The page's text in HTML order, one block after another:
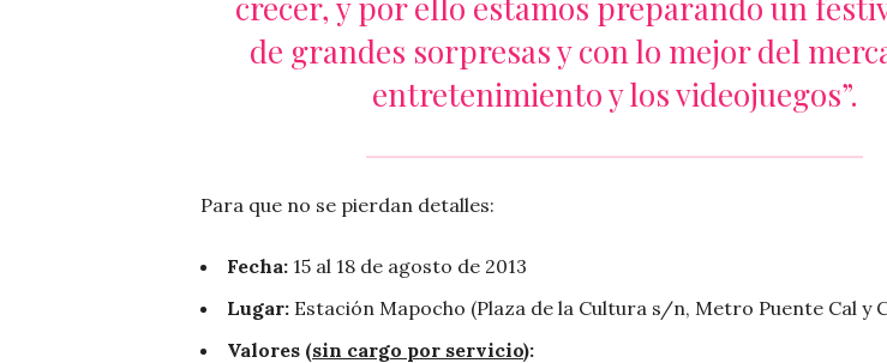
de grandes sorpresas y con lo mejor del
entretenimiento y los videojuegos”.
Para que no se pierdan detalles:
Fecha: 15 al 18 de agosto de 2013
Lugar: Estación Mapocho (Plaza de la Cultura s/n, Metro Puente Cal y
Valores (sin cargo por servicio):